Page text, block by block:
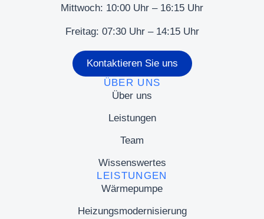
Mittwoch: 10:00 Uhr – 16:15 Uhr
Freitag: 07:30 Uhr – 14:15 Uhr
Kontaktieren Sie uns
ÜBER UNS
Über uns
Leistungen
Team
Wissenswertes
LEISTUNGEN
Wärmepumpe
Heizungsmodernisierung